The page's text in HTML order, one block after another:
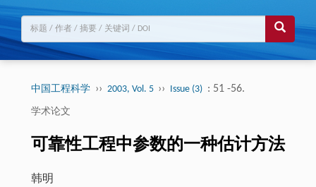
中国工程科学 ›› 2003, Vol. 5 ›› Issue (3) : 51 -56.
学术论文
可靠性工程中参数的一种估计方法
韩明